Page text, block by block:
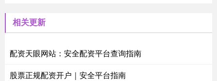
相关更新
配资天眼网站：安全配资平台查询指南
股票正规配资开户｜安全平台指南